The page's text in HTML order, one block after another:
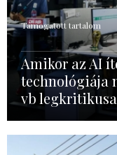
Támogatott tartalom
Amikor az AI
technológiája
vb